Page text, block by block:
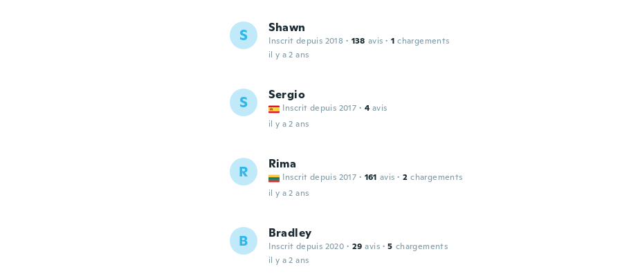
S Shawn
Inscrit depuis 2018 · 138 avis · 1 chargements
il y a 2 ans
S Sergio
Inscrit depuis 2017 · 4 avis
il y a 2 ans
R Rima
Inscrit depuis 2017 · 161 avis · 2 chargements
il y a 2 ans
B Bradley
Inscrit depuis 2020 · 29 avis · 5 chargements
il y a 2 ans